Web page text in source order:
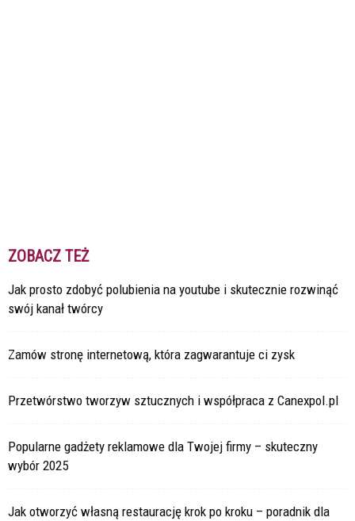
ZOBACZ TEŻ
Jak prosto zdobyć polubienia na youtube i skutecznie rozwinąć
swój kanał twórcy
Zamów stronę internetową, która zagwarantuje ci zysk
Przetwórstwo tworzyw sztucznych i współpraca z Canexpol.pl
Popularne gadżety reklamowe dla Twojej firmy – skuteczny
wybór 2025
Jak otworzyć własną restaurację krok po kroku – poradnik dla